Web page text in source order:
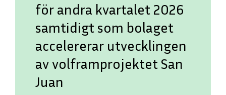
för andra kvartalet 2026
samtidigt som bolaget
accelererar utvecklingen
av volframprojektet San
Juan